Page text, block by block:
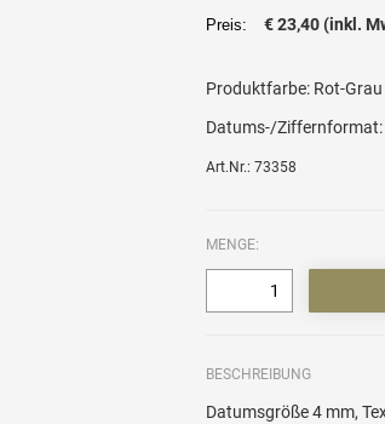
Preis: € 23,40 (inkl.
Produktfarbe: Rot-Grau
Datums-/Ziffernformat:
Art.Nr.: 73358
MENGE:
BESCHREIBUNG
Datumsgröße 4 mm,